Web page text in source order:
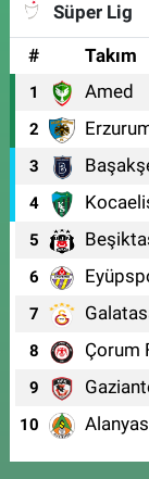
Süper Lig
#
Takım
1 Amed
2
3
4
5
6
7
8 Çorum
9
10